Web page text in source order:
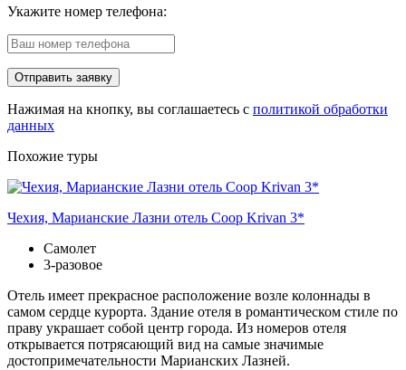
Укажите номер телефона:
Нажимая на кнопку, вы соглашаетесь с политикой обработки
данных
Похожие туры
Чехия, Марианские Лазни отель Coop Krivan 3*
Самолет
3-разовое
Отель имеет прекрасное расположение возле колоннады в
самом сердце курорта. Здание отеля в романтическом стиле по
праву украшает собой центр города. Из номеров отеля
открывается потрясающий вид на самые значимые
достопримечательности Марианских Лазней.